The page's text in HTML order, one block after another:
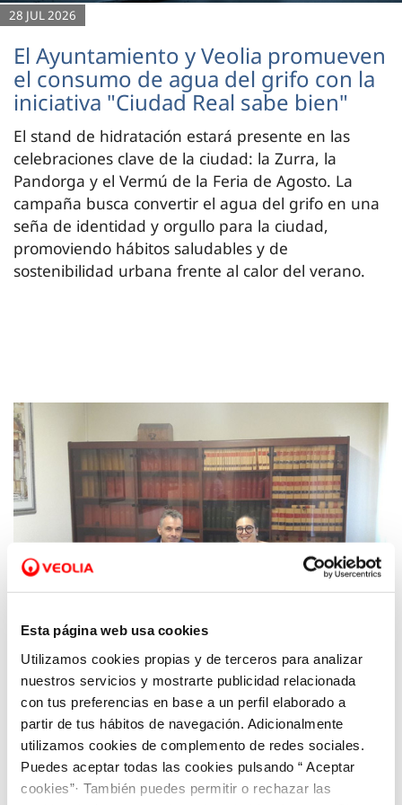
Esta página web usa cookies
Utilizamos cookies propias y de terceros para analizar
nuestros servicios y mostrarte publicidad relacionada
con tus preferencias en base a un perfil elaborado a
partir de tus hábitos de navegación. Adicionalmente
utilizamos cookies de complemento de redes sociales.
Puedes aceptar todas las cookies pulsando “ Aceptar
cookies”· También puedes permitir o rechazar las
28 JUL 2026
El Ayuntamiento y Veolia promueven
el consumo de agua del grifo con la
iniciativa "Ciudad Real sabe bien"
El stand de hidratación estará presente en las
celebraciones clave de la ciudad: la Zurra, la
Pandorga y el Vermú de la Feria de Agosto. La
campaña busca convertir el agua del grifo en una
seña de identidad y orgullo para la ciudad,
promoviendo hábitos saludables y de
sostenibilidad urbana frente al calor del verano.
07 NOV 2018
Aquona gestionará el servicio municipal de
agua y alcantarillado en Lerma (burgos)
hasta octubre de 2028